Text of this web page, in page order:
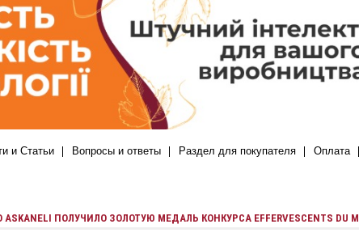
и Статьи Вопросы и ответы Раздел для покупателя Оплата
ПОЛУЧИЛО ЗОЛОТУЮ МЕДАЛЬ КОНКУРСА EFFERVESCENTS DU